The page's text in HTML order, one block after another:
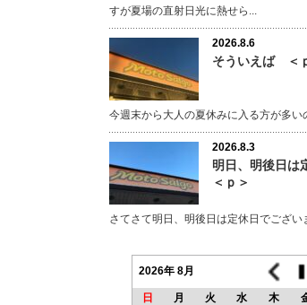
すが夏場の直射日光に熱せら...
2026.8.6
そういえば ＜
今週末から大人の夏休みに入る方が多い
2026.8.3
明日、明後日は
＜ｐ＞
さてさて明日、明後日は定休日でござい
2026年 8月
日 月 火 水 木